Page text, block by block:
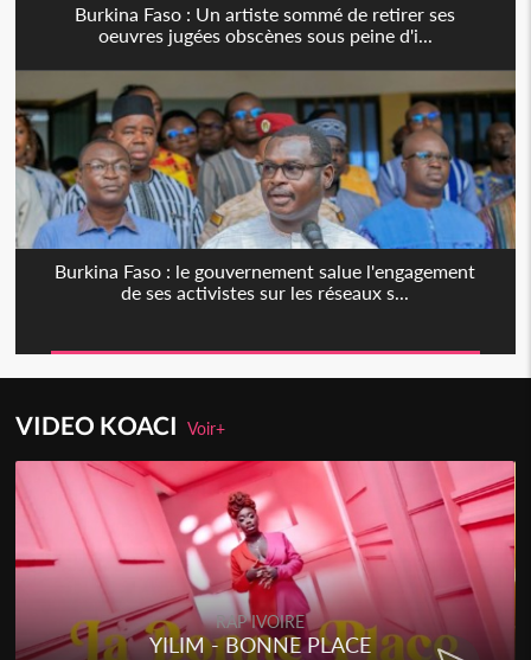
Burkina Faso : Un artiste sommé de retirer ses
oeuvres jugées obscènes sous peine d'i...
Burkina Faso : le gouvernement salue l'engagement
de ses activistes sur les réseaux s...
VIDEO KOACIVoir+
RAP IVOIRE
YILIM - BONNE PLACE